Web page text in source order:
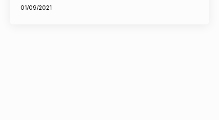
01/09/2021